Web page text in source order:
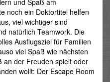
noch ein Doktortitel helfen
viel wichtiger sind
natürlich Teamwork. Die
Ausflugsziel für Familien
viel Spaß wie nächsten
an der Freuden spielt oder
wollt: Der Escape Room